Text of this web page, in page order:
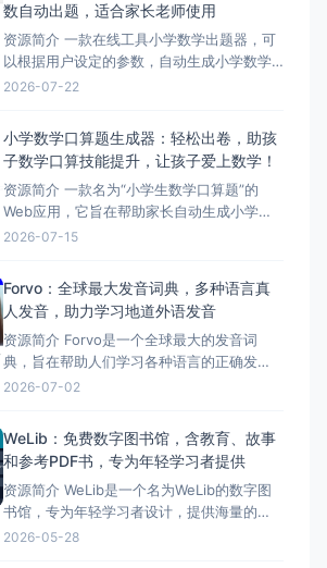
数自动出题，适合家长老师使用
资源简介 一款在线工具小学数学出题器，可
以根据用户设定的参数，自动生成小学数学
试题，旨在帮助家长和老师更轻松、高效地
题目数量、数字范围和文字颜色等参数设
置，以及一键生成题目、打印试卷等功能。
该工具的使用场景
2026-07-22
小学数学口算题生成器：轻松出卷，助孩
子数学口算技能提升，让孩子爱上数学！
资源简介 一款名为“小学生数学口算题”的
Web应用，它旨在帮助家长自动生成小学生
口算题，解放家长双手，让孩子爱上数学。
和结果的取值范围、选择运算符号等参数，
生成各种类型的口算题，如求结果、求算数
项、带括号的算
2026-07-15
Forvo：全球最大发音词典，多种语言真
人发音，助力学习地道外语发音
资源简介 Forvo是一个全球最大的发音词
典，旨在帮助人们学习各种语言的正确发
音。 它通过收集来自世界各地的母语人士的
西班牙语、法语、德语、中文、日语等等。
使用Forvo非常简单，只需在搜索框中输入要
查询的单词
2026-07-02
WeLib：免费数字图书馆，含教育、故事
和参考PDF书，专为年轻学习者提供
资源简介 WeLib是一个名为WeLib的数字图
书馆，专为年轻学习者设计，提供海量的
PDF电子书资源，包括教育书籍、故事书和
2026-05-28